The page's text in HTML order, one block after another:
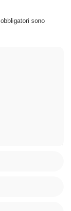
obbligatori sono